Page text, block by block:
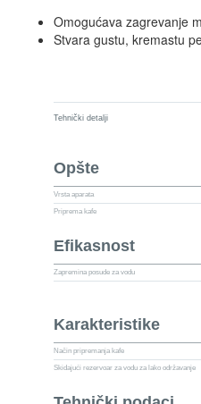
Omogućava zagrevanje
Stvara gustu, kremastu
Tehnički detalji
Opšte
Vrsta aparata
Priprema kafe
Efikasnost
Zapremina posude za vodu
Karakteristike
Način pripremanja kafe
Skidajući rezervoar za vodu za lako održavanje